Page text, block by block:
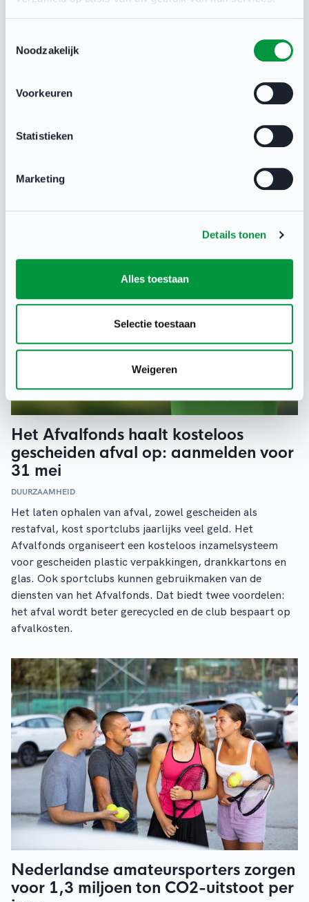
Noodzakelijk
Voorkeuren
Statistieken
Marketing
Details tonen
Alles toestaan
Selectie toestaan
Weigeren
Deel deze pagina
Gerelateerd
Het Afvalfonds haalt kosteloos
gescheiden afval op: aanmelden voor
31 mei
DUURZAAMHEID
Het laten ophalen van afval, zowel gescheiden als
restafval, kost sportclubs jaarlijks veel geld. Het
Afvalfonds organiseert een kosteloos inzamelsysteem
voor gescheiden plastic verpakkingen, drankkartons en
glas. Ook sportclubs kunnen gebruikmaken van de
diensten van het Afvalfonds. Dat biedt twee voordelen:
het afval wordt beter gerecycled en de club bespaart op
afvalkosten.
Nederlandse amateursporters zorgen
voor 1,3 miljoen ton CO2-uitstoot per